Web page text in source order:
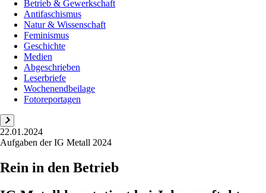
Betrieb & Gewerkschaft
Antifaschismus
Natur & Wissenschaft
Feminismus
Geschichte
Medien
Abgeschrieben
Leserbriefe
Wochenendbeilage
Fotoreportagen
22.01.2024
Aufgaben der IG Metall 2024
Rein in den Betrieb